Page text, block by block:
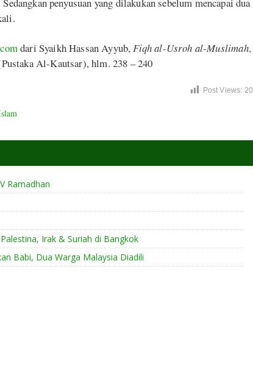
penyusuan yang dilakukan sebelum mencapai dua
dari Syaikh Hassan Ayyub,Fiqh al-Usroh al-Muslimah,
Al-Kautsar), hlm. 238 – 240
Post Views: 20
Ramadhan
Irak & Suriah di Bangkok
Babi, Dua Warga Malaysia Diadili